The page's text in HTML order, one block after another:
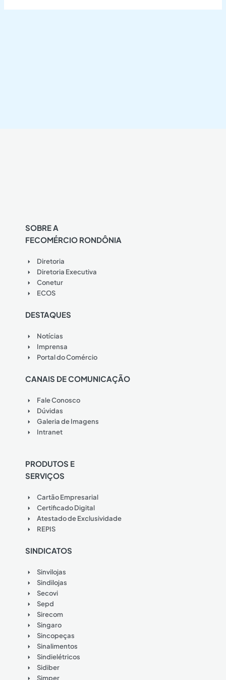
SOBRE A
FECOMÉRCIO RONDÔNIA
Diretoria
Diretoria Executiva
Conetur
ECOS
DESTAQUES
Notícias
Imprensa
Portal do Comércio
CANAIS DE COMUNICAÇÃO
Fale Conosco
Dúvidas
Galeria de Imagens
Intranet
PRODUTOS E
SERVIÇOS
Cartão Empresarial
Certificado Digital
Atestado de Exclusividade
REPIS
SINDICATOS
Sinvilojas
Sindilojas
Secovi
Sepd
Sirecom
Singaro
Sincopeças
Sinalimentos
Sindielétricos
Sidiber
Simper